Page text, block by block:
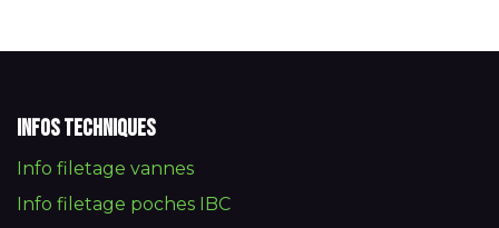
Infos techniques
Info filetage vannes
Info filetage poches IBC